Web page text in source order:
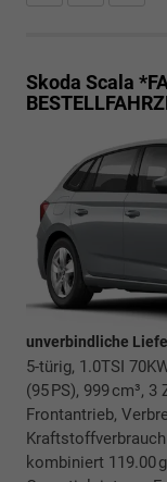
Skoda Scala
unverbindliche
5-türig, 1.0TSI
(95 PS), 999 cm³,
Frontantrieb,
kombiniert 119.00